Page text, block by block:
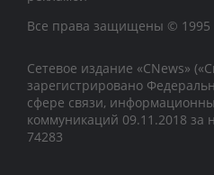
Все права защищены © 1995
Сетевое издание «CNews»
зарегистрировано
сфере связи,
коммуникаций 09.11.2018
74283